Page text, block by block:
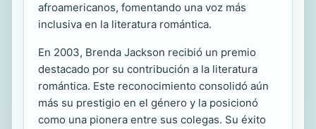
afroamericanos, fomentando una voz más
inclusiva en la literatura romántica.
En 2003, Brenda Jackson recibió un premio
destacado por su contribución a la literatura
romántica. Este reconocimiento consolidó aún
más su prestigio en el género y la posicionó
como una pionera entre sus colegas. Su éxito